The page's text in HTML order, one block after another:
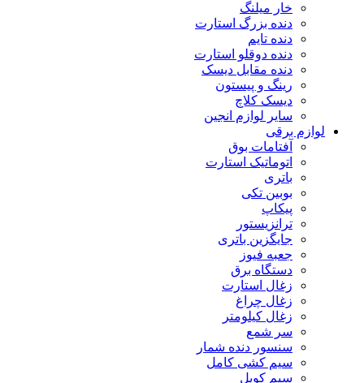
خار میلنگ
دنده بزرگ استارت
دنده تایم
دنده دوقلو استارت
دنده مقابل دیسک
رینگ و پیستون
دیسک کلاچ
سایر لوازم انجین
لوازم برقی
آفتامات بوق
اتوماتیک استارت
باتری
بوبین تکی
پیکاپ
ترانزیستور
جایگزین باتری
جعبه فیوز
دستگاه برق
زغال استارت
زغال چراغ
زغال کیلومتر
سر شمع
سنسور دنده شمار
سیم کشی کامل
سیم کویل